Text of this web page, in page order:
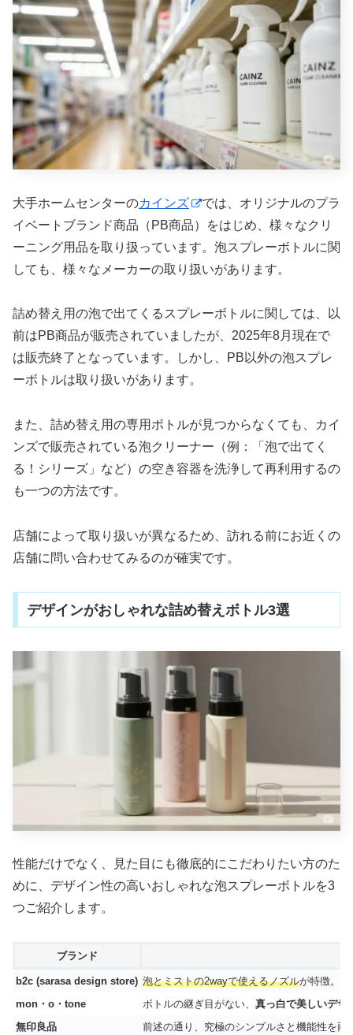
大手ホームセンターのカインズ
では、オリジナルのプラ
イベートブランド商品（PB商品）をはじめ、様々なクリ
ーニング用品を取り扱っています。泡スプレーボトルに関
しても、様々なメーカーの取り扱いがあります。
詰め替え用の泡で出てくるスプレーボトルに関しては、以
前はPB商品が販売されていましたが、2025年8月現在で
は販売終了となっています。しかし、PB以外の泡スプレ
ーボトルは取り扱いがあります。
また、詰め替え用の専用ボトルが見つからなくても、カイ
ンズで販売されている泡クリーナー（例：「泡で出てく
る！シリーズ」など）の空き容器を洗浄して再利用するの
も一つの方法です。
店舗によって取り扱いが異なるため、訪れる前にお近くの
店舗に問い合わせてみるのが確実です。
デザインがおしゃれな詰め替えボトル3選
性能だけでなく、見た目にも徹底的にこだわりたい方のた
めに、デザイン性の高いおしゃれな泡スプレーボトルを3
つご紹介します。
ブランド
b2c (sarasa design store) 泡とミストの2wayで使えるノズルが特徴。
mon・o・tone
ボトルの継ぎ目がない、 真っ白で美しいデザ
無印良品
前述の通り、究極のシンプルさと機能性を両